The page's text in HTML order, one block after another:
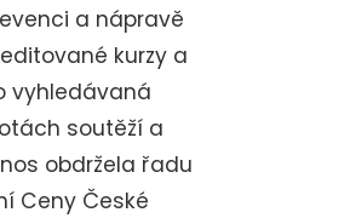
a nápravě
kurzy a
vyhledávaná
soutěží a
obdržela řadu
Ceny České